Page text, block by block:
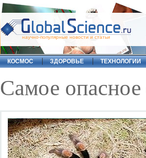
научно-популярные новости и статьи
КОСМОС ЗДОРОВЬЕ ТЕХНОЛОГИИ
Самое